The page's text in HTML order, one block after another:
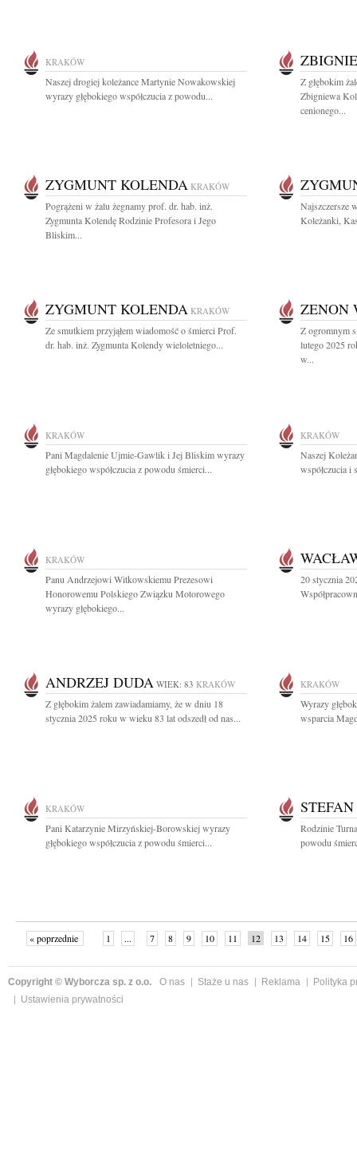
KRAKÓW
Naszej drogiej koleżance Martynie Nowakowskiej
wyrazy głębokiego współczucia z powodu...
Z głębokim
Zbigniewa
cenionego...
ZYGMUNT KOLENDA KRAKÓW
Pogrążeni w żalu żegnamy prof. dr. hab. inż.
Zygmunta Kolendę Rodzinie Profesora i Jego
Bliskim...
Najszczersze
Koleżanki,
ZYGMUNT KOLENDA KRAKÓW
Ze smutkiem przyjąłem wiadomość o śmierci Prof.
dr. hab. inż. Zygmunta Kolendy wieloletniego...
ZENON
Z ogromnym
lutego 2025
w...
KRAKÓW
Pani Magdalenie Ujmie-Gawlik i Jej Bliskim wyrazy
głębokiego współczucia z powodu śmierci...
KRAKÓW
Naszej
współczucia i
KRAKÓW
Panu Andrzejowi Witkowskiemu Prezesowi
Honorowemu Polskiego Związku Motorowego
wyrazy głębokiego...
20 stycznia
ANDRZEJ DUDA WIEK: 83 KRAKÓW
Z głębokim żalem zawiadamiamy, że w dniu 18
stycznia 2025 roku w wieku 83 lat odszedł od nas...
KRAKÓW
Wyrazy
wsparcia
KRAKÓW
Pani Katarzynie Mirzyńskiej-Borowskiej wyrazy
głębokiego współczucia z powodu śmierci...
Rodzinie
powodu
« poprzednie 1 ... 7 8 9 10 11 12 13 14 15 16
Copyright © Wyborcza sp. z o.o. O nas Staże u nas Reklama
Polityka
Ustawienia prywatności